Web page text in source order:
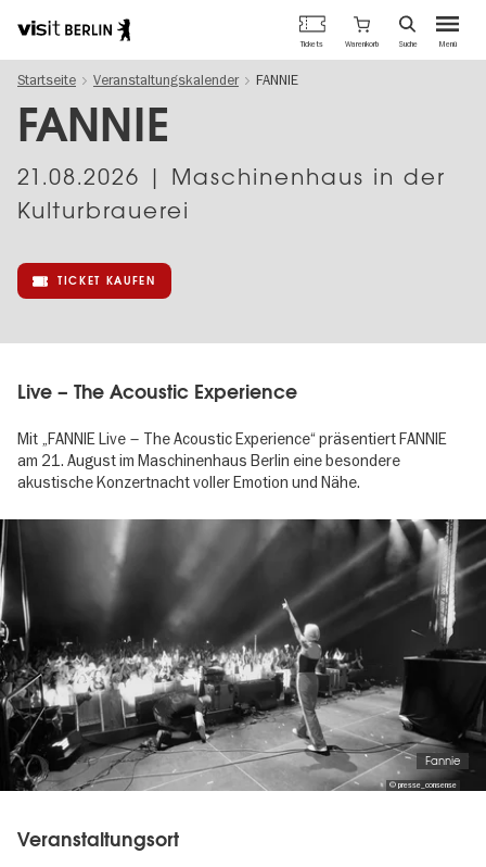
zum
Inhalt
Berlins
offizielles
Tourismusportal
Menü
Tickets Warenkorb Suche
Startseite Veranstaltungskalender FANNIE
FANNIE
21.08.2026 | Maschinenhaus in der
Kulturbrauerei
TICKET KAUFEN
Live – The Acoustic Experience
Mit „FANNIE Live – The Acoustic Experience“ präsentiert FANNIE
am 21. August im Maschinenhaus Berlin eine besondere
akustische Konzertnacht voller Emotion und Nähe.
Image
gallery
© presse_consense
Fannie
Veranstaltungsort